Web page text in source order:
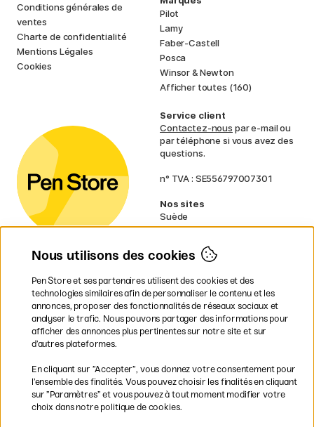
Conditions générales de
ventes
Charte de confidentialité
Mentions Légales
Cookies
Pilot
Lamy
Faber-Castell
Posca
Winsor & Newton
Afficher toutes (160)
Service client
Contactez-nous par e-mail ou
par téléphone si vous avez des
questions.
n° TVA : SE556797007301
Nos sites
Suède
Norvège
Finlande
Irlande
Pays-Bas
Royaume-Uni
UE
volumineux.
Les modes de paiement
Nous utilisons des cookies
Pen Store et ses partenaires utilisent des cookies et des
technologies similaires afin de personnaliser le contenu et les
annonces, proposer des fonctionnalités de réseaux sociaux et
analyser le trafic. Nous pouvons partager des informations pour
afficher des annonces plus pertinentes sur notre site et sur
d’autres plateformes.
En cliquant sur ”Accepter”, vous donnez votre consentement pour
l’ensemble des finalités. Vous pouvez choisir les finalités en cliquant
sur ”Paramètres” et vous pouvez à tout moment modifier votre
choix dans notre politique de cookies.